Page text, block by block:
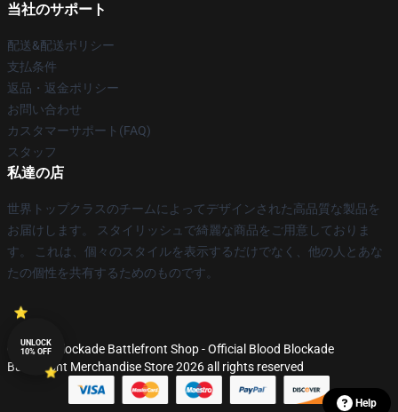
当社のサポート
配送&配送ポリシー
支払条件
返品・返金ポリシー
お問い合わせ
カスタマーサポート(FAQ)
スタッフ
私達の店
世界トップクラスのチームによってデザインされた高品質な製品を
お届けします。 スタイリッシュで綺麗な商品をご用意しておりま
す。 これは、個々のスタイルを表示するだけでなく、他の人とあな
たの個性を共有するためのものです。
© Blood Blockade Battlefront Shop - Official Blood Blockade
Battlefront Merchandise Store 2026 all rights reserved
Help
UNLOCK
10% OFF